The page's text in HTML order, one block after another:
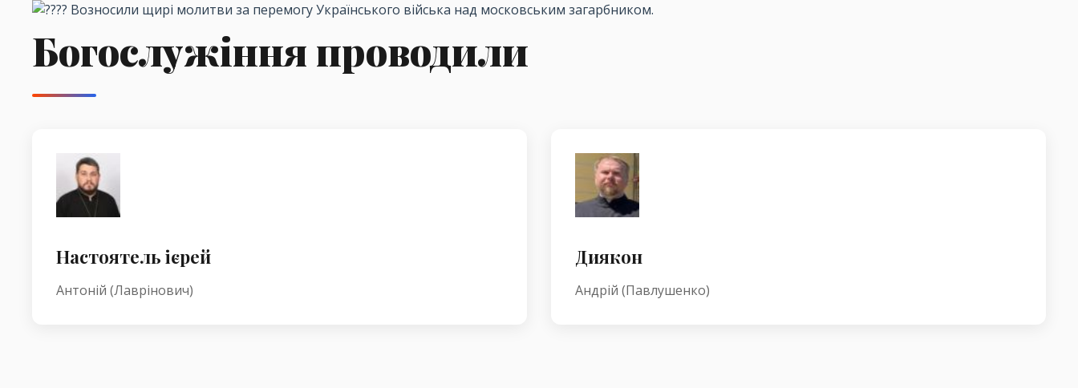
Возносили щирі молитви за перемогу Українського війська над московським загарбником.
Богослужіння проводили
Настоятель ієрей
Антоній (Лаврінович)
Диякон
Андрій (Павлушенко)